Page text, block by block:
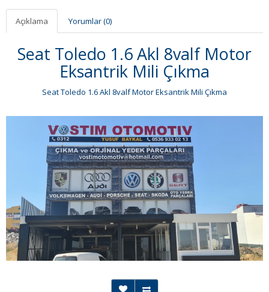
Açıklama Yorumlar (0)
Seat Toledo 1.6 Akl 8valf Motor
Eksantrik Mili Çıkma
Seat Toledo 1.6 Akl 8valf Motor Eksantrik Mili Çıkma